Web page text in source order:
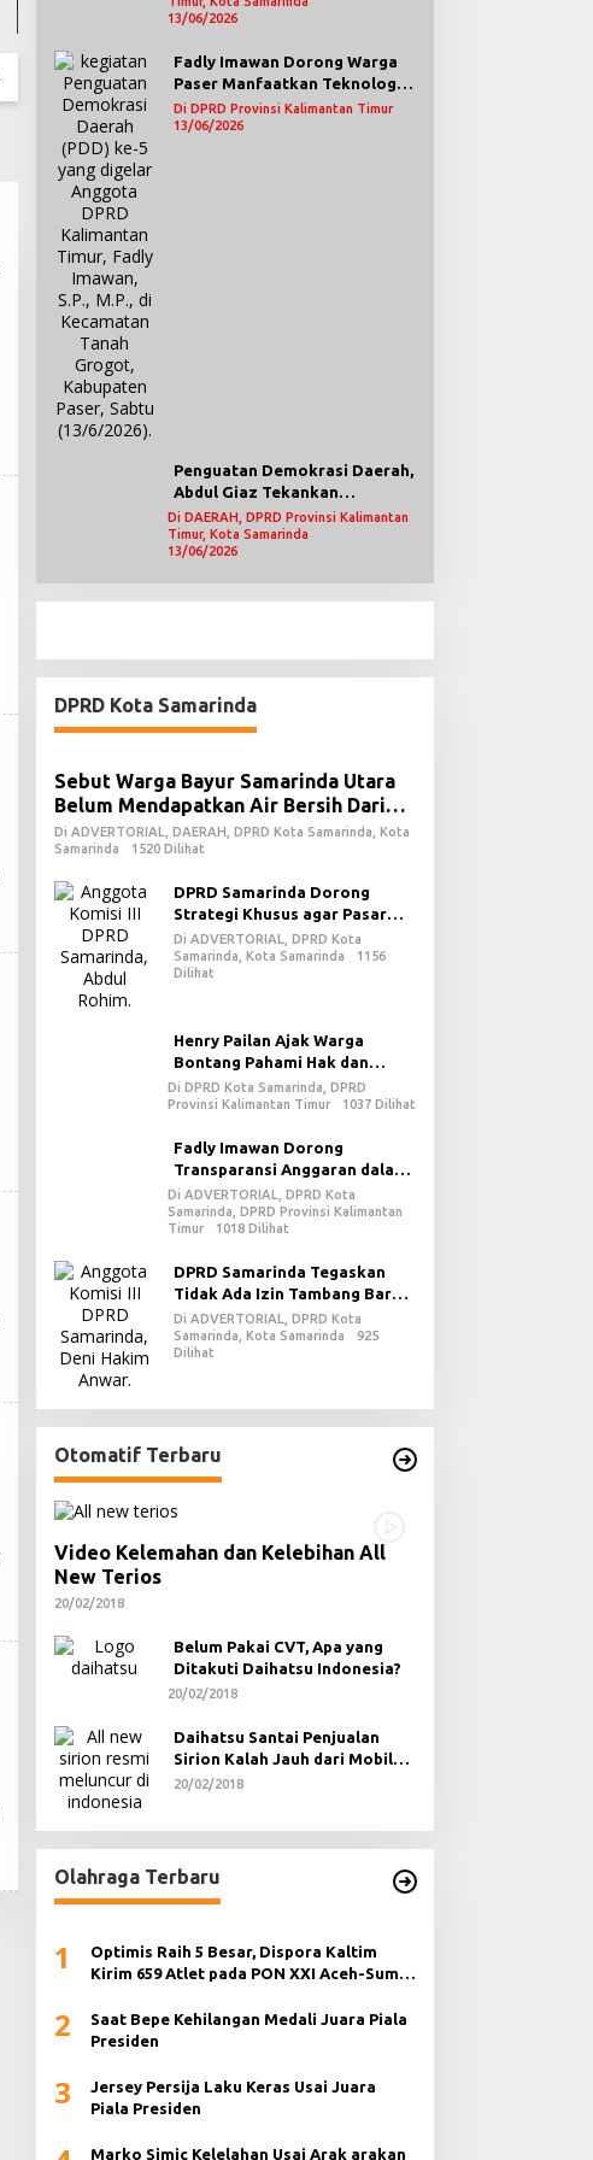
Tambang yang Menelan
Korban Jiwa
Berlandaskan Keadilan dan
transparansi keterbukaan
informasi publik
13/06/2026
Fadly Imawan Dorong Warga
Paser Manfaatkan Teknologi
Digital untuk Mengawasi
Jalannya Pemerintahan
Di DPRD Provinsi Kalimantan Timur
13/06/2026
Penguatan Demokrasi Daerah,
Abdul Giaz Tekankan
Pentingnya Teknologi
Informasi
Di DAERAH, DPRD Provinsi Kalimantan
Timur, Kota Samarinda
13/06/2026
DPRD Kota Samarinda
Sebut Warga Bayur Samarinda Utara
Belum Mendapatkan Air Bersih Dari
PDAM
Di ADVERTORIAL, DAERAH, DPRD Kota Samarinda, Kota
Samarinda
1520 Dilihat
DPRD Samarinda Dorong
Strategi Khusus agar Pasar
Pagi Kembali Ramai Pasca
Revitalisasi
Di ADVERTORIAL, DPRD Kota
Samarinda, Kota Samarinda
1156
Dilihat
Henry Pailan Ajak Warga
Bontang Pahami Hak dan
Kewajiban dalam Demokrasi
Di DPRD Kota Samarinda, DPRD
Provinsi Kalimantan Timur
1037 Dilihat
Fadly Imawan Dorong
Transparansi Anggaran dalam
Penguatan Demokrasi Daerah
di PPU
Di ADVERTORIAL, DPRD Kota
Samarinda, DPRD Provinsi Kalimantan
Timur
1018 Dilihat
DPRD Samarinda Tegaskan
Tidak Ada Izin Tambang Baru
pada 2026
Di ADVERTORIAL, DPRD Kota
Samarinda, Kota Samarinda
925
Dilihat
Otomatif Terbaru
Video Kelemahan dan Kelebihan All
New Terios
20/02/2018
Belum Pakai CVT, Apa yang
Ditakuti Daihatsu Indonesia?
20/02/2018
Daihatsu Santai Penjualan
Sirion Kalah Jauh dari Mobil
LCGC
20/02/2018
Olahraga Terbaru
1
Optimis Raih 5 Besar, Dispora Kaltim
Kirim 659 Atlet pada PON XXI Aceh-Sumut
2
Saat Bepe Kehilangan Medali Juara Piala
Presiden
3
Jersey Persija Laku Keras Usai Juara
Piala Presiden
Marko Simic Kelelahan Usai Arak arakan